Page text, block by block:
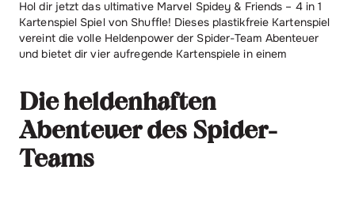
Hol dir jetzt das ultimative Marvel Spidey & Friends – 4 in 1
Kartenspiel Spiel von Shuffle! Dieses plastikfreie Kartenspiel
vereint die volle Heldenpower der Spider-Team Abenteuer
und bietet dir vier aufregende Kartenspiele in einem
Die heldenhaften
Abenteuer des Spider-
Teams